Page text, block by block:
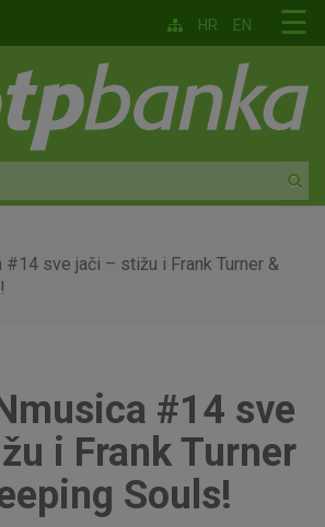
☰
HR EN
#14 sve jači – stižu i Frank Turner &
#14 sve
i Frank Turner
Souls!